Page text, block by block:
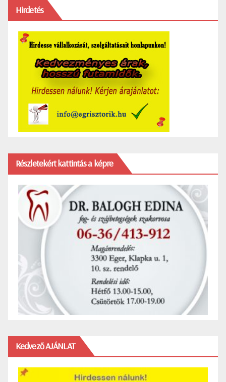
Hirdetés
Részletekért kattintás a képre
Kedvező AJÁNLAT